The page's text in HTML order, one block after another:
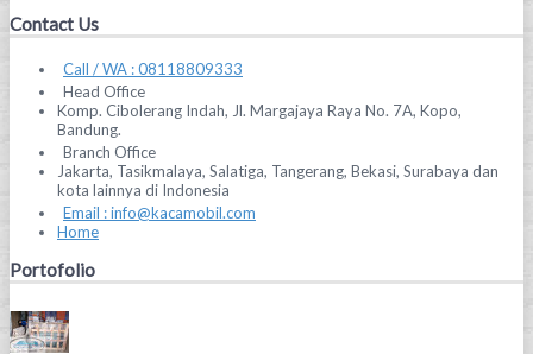
Contact Us
Call / WA : 08118809333
Head Office
Komp. Cibolerang Indah, Jl. Margajaya Raya No. 7A, Kopo,
Bandung.
Branch Office
Jakarta, Tasikmalaya, Salatiga, Tangerang, Bekasi, Surabaya dan
kota lainnya di Indonesia
Email : info@kacamobil.com
Home
Portofolio